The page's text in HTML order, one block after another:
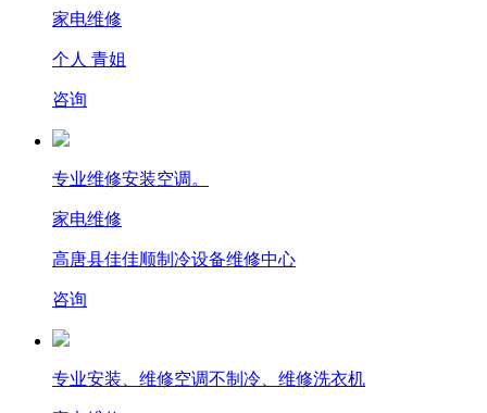
家电维修
个人 青姐
咨询
专业维修安装空调。
家电维修
高唐县佳佳顺制冷设备维修中心
咨询
专业安装、维修空调不制冷、维修洗衣机